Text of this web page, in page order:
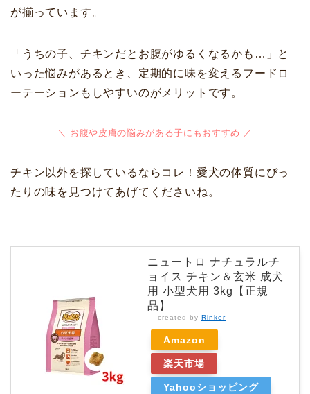
が揃っています。
「うちの子、チキンだとお腹がゆるくなるかも…」と
いった悩みがあるとき、定期的に味を変えるフードロ
ーテーションもしやすいのがメリットです。
＼ お腹や皮膚の悩みがある子にもおすすめ ／
チキン以外を探しているならコレ！愛犬の体質にぴっ
たりの味を見つけてあげてくださいね。
ニュートロ ナチュラルチ
ョイス チキン＆玄米 成犬
用 小型犬用 3kg【正規
品】
created by Rinker
Amazon
楽天市場
Yahooショッピング